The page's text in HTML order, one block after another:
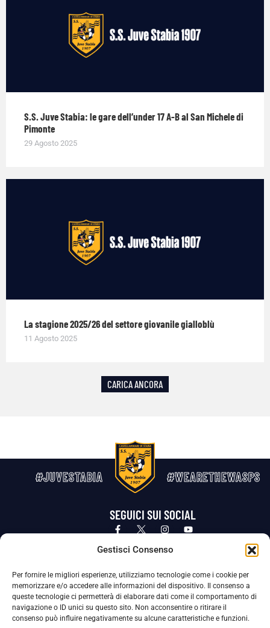
Gestisci Consenso
Per fornire le migliori esperienze, utilizziamo tecnologie come i cookie per
memorizzare e/o accedere alle informazioni del dispositivo. Il consenso a
queste tecnologie ci permetterà di elaborare dati come il comportamento di
navigazione o ID unici su questo sito. Non acconsentire o ritirare il
consenso può influire negativamente su alcune caratteristiche e funzioni.
S.S. Juve Stabia: le gare dell’under 17 A-B al San Michele di
Pimonte
29 Agosto 2025
La stagione 2025/26 del settore giovanile gialloblù
11 Agosto 2025
CARICA ANCORA
#JUVESTABIA #WEARETHEWASPS
SEGUICI SUI SOCIAL
Privacy Policy Cookie Policy
La Società ha nominato il Responsabile della Protezione dei Dati Personali (DPO), figura specializzata che vigila sulle modalità
adottate dalla nostra Società per tutelare i Suoi dati personali.
Per contattare il DPO può scrivere a